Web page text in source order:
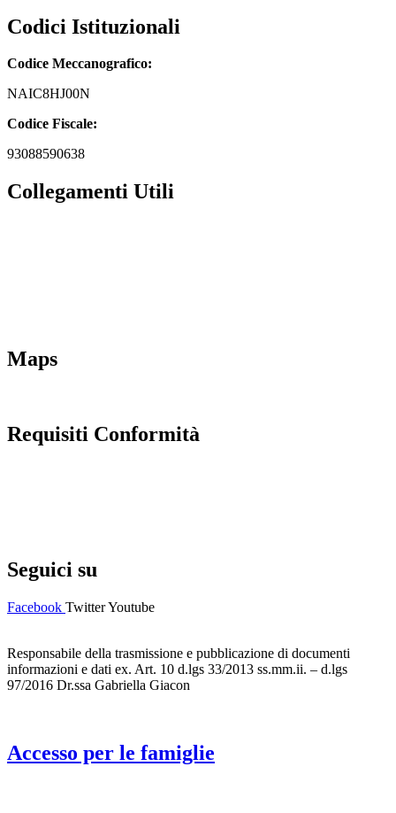
Codici Istituzionali
Codice Meccanografico:
NAIC8HJ00N
Codice Fiscale:
93088590638
Collegamenti Utili
Maps
Requisiti Conformità
Seguici su
Facebook TwitterYoutube
Responsabile della trasmissione e pubblicazione di documenti
informazioni e dati ex. Art. 10 d.lgs 33/2013 ss.mm.ii. – d.lgs
97/2016 Dr.ssa Gabriella Giacon
Accesso per le famiglie